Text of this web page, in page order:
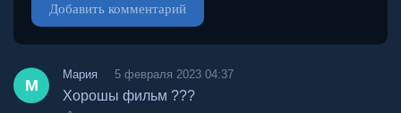
Добавить комментарий
М
Мария 5 февраля 2023 04:37
Хорошы фильм ???